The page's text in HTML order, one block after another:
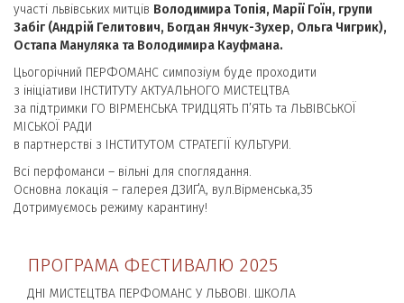
участі львівських митців Володимира Топія, Марії Гоїн, групи
Забіг (Андрій Гелитович, Богдан Янчук-Зухер, Ольга Чигрик),
Остапа Мануляка та Володимира Кауфмана.
Цьогорічний ПЕРФОМАНС симпозіум буде проходити
з ініціативи ІНСТИТУТУ АКТУАЛЬНОГО МИСТЕЦТВА
за підтримки ГО ВІРМЕНСЬКА ТРИДЦЯТЬ П’ЯТЬ та ЛЬВІВСЬКОЇ
МІСЬКОЇ РАДИ
в партнерстві з ІНСТИТУТОМ СТРАТЕГІЇ КУЛЬТУРИ.
Всі перфоманси – вільні для споглядання.
Основна локація – галерея ДЗИҐА, вул.Вірменська,35
Дотримуємось режиму карантину!
ПРОГРАМА ФЕСТИВАЛЮ 2025
ДНІ МИСТЕЦТВА ПЕРФОМАНС У ЛЬВОВІ. ШКОЛА